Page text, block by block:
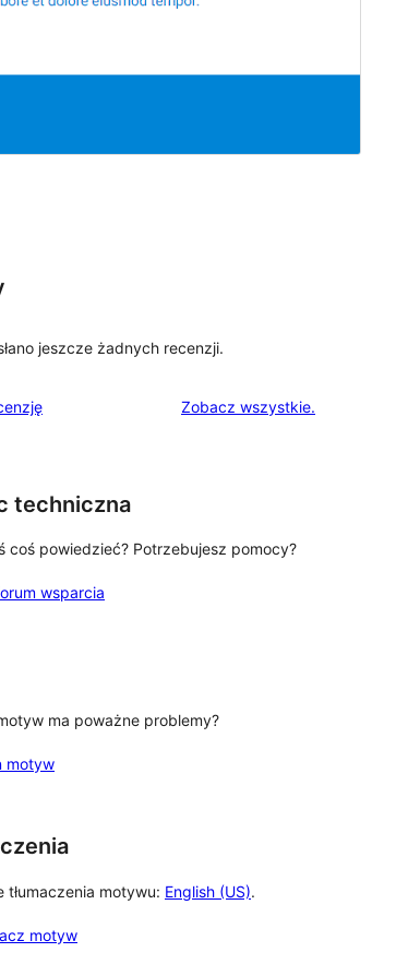
jeszcze żadnych recenzji.
Zobacz wszystkierecenzje
.
techniczna
coś powiedzieć? Potrzebujesz pomocy?
wsparcia
ma poważne problemy?
motyw
tłumaczenia motywu: English (US).
motyw